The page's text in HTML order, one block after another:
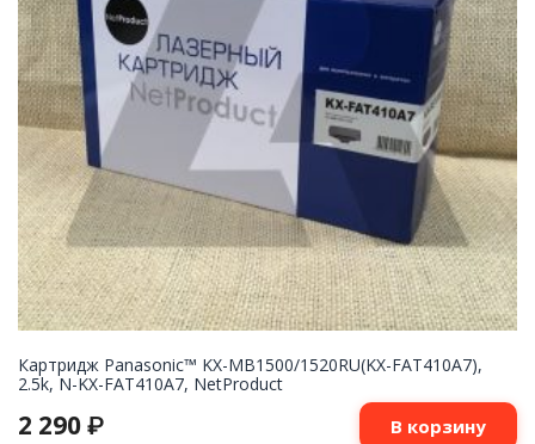
Картридж Panasonic™ KX-MB1500/1520RU(KX-FAT410A7),
2.5k, N-KX-FAT410A7, NetProduct
2 290 ₽ В корзину